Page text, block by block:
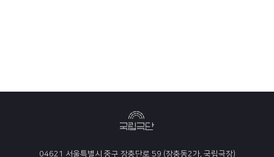
04621 서울특별시 중구 장충단로 59 (장충동2가, 국립극장)